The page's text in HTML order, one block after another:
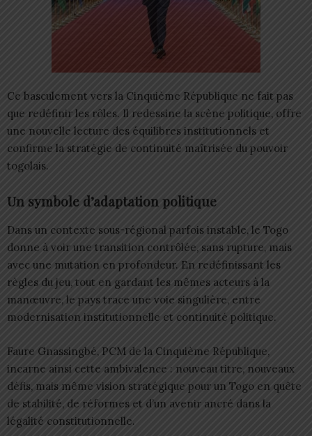
Ce basculement vers la Cinquième République ne fait pas
que redéfinir les rôles. Il redessine la scène politique, offre
une nouvelle lecture des équilibres institutionnels et
confirme la stratégie de continuité maîtrisée du pouvoir
togolais.
Un symbole d’adaptation politique
Dans un contexte sous-régional parfois instable, le Togo
donne à voir une transition contrôlée, sans rupture, mais
avec une mutation en profondeur. En redéfinissant les
règles du jeu, tout en gardant les mêmes acteurs à la
manœuvre, le pays trace une voie singulière, entre
modernisation institutionnelle et continuité politique.
Faure Gnassingbé, PCM de la Cinquième République,
incarne ainsi cette ambivalence : nouveau titre, nouveaux
défis, mais même vision stratégique pour un Togo en quête
de stabilité, de réformes et d’un avenir ancré dans la
légalité constitutionnelle.